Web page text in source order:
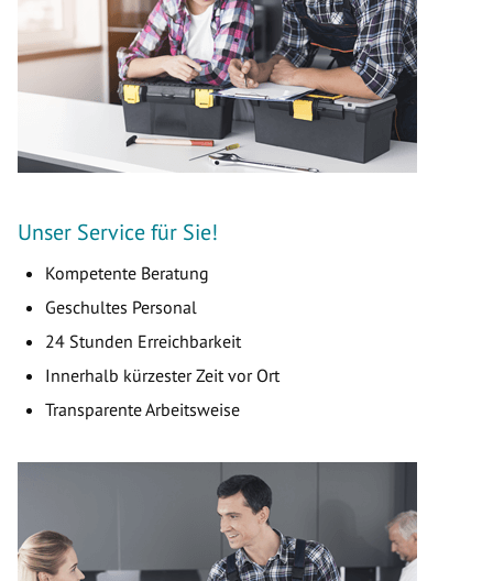
Unser Service für Sie!
Kompetente Beratung
Geschultes Personal
24 Stunden Erreichbarkeit
Innerhalb kürzester Zeit vor Ort
Transparente Arbeitsweise